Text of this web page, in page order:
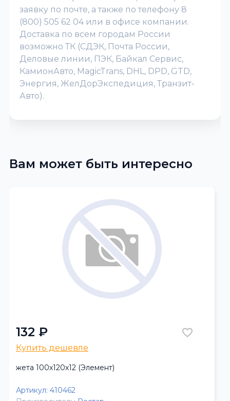
заявку по почте, а также по телефону 8
(800) 505 62 04 или в офисе компании.
Доставка по всем городам России
возможно ТК (СДЭК, Почта России,
Деловые линии, ПЭК, Байкал Сервис,
КамионАвто, MagicTrans, DHL, DPD, GTD,
Энергия, ЖелДорЭкспедиция, Транзит-
Авто).
Вам может быть интересно
132 ₽
Купить дешевле
жета 100х120х12 (Элемент)
Артикул: 410462